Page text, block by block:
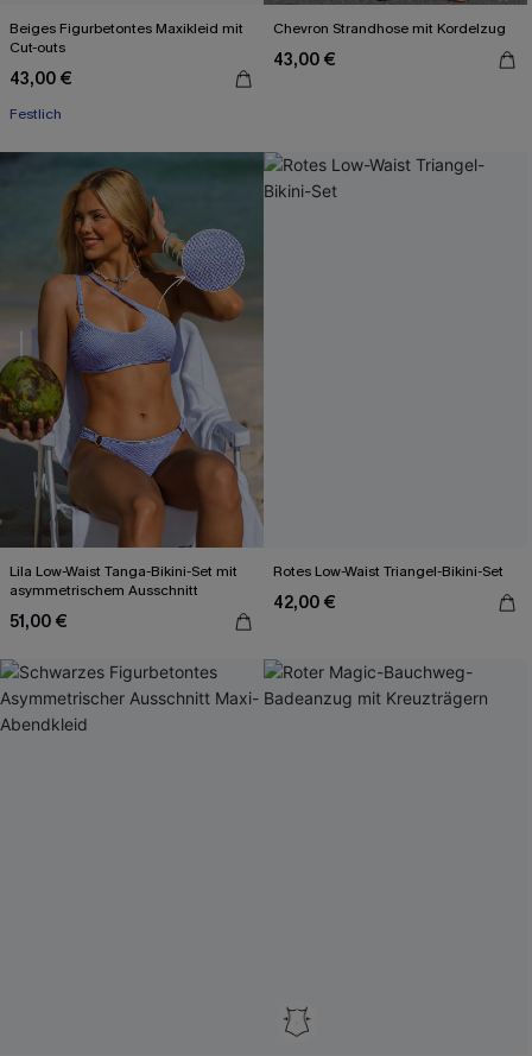
Beiges Figurbetontes Maxikleid mit
Cut-outs
43,00 €
Festlich
Chevron Strandhose mit Kordelzug
43,00 €
Lila Low-Waist Tanga-Bikini-Set mit
asymmetrischem Ausschnitt
51,00 €
Rotes Low-Waist Triangel-Bikini-Set
42,00 €